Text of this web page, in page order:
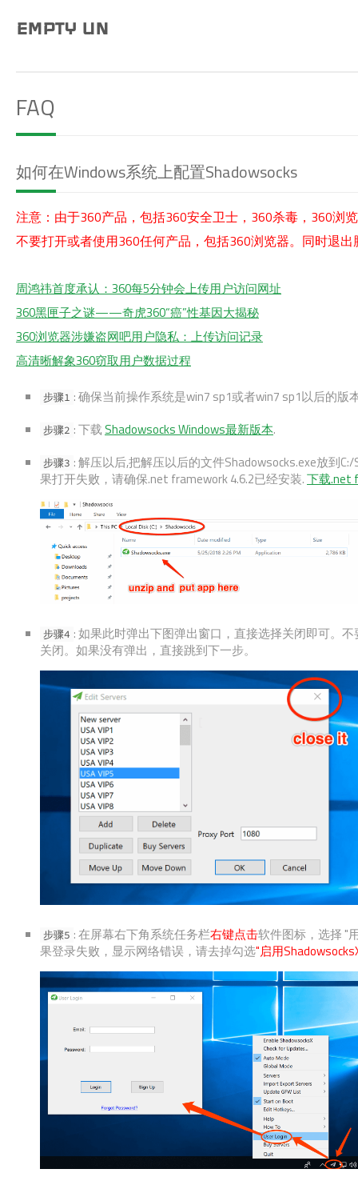
EMPTY UN
FAQ
如何在Windows系统上配置Shadowsocks
注意：由于360产品，包括360安全卫士，360杀毒，360浏
不要打开或者使用360任何产品，包括360浏览器。同时退
周鸿祎首度承认：360每5分钟会上传用户访问网址
360黑匣子之谜——奇虎360“癌”性基因大揭秘
360浏览器涉嫌盗网吧用户隐私：上传访问记录
高清晰解象360窃取用户数据过程
步骤1 : 确保当前操作系统是win7 sp1或者win7 sp1以后的版
步骤2 : 下载Shadowsocks Windows最新版本.
步骤3 : 解压以后,把解压以后的文件Shadowsocks.exe放到
果打开失败，请确保.net framework 4.6.2已经安装.下载.net
步骤4 : 如果此时弹出下图弹出窗口，直接选择关闭即可。
关闭。如果没有弹出，直接跳到下一步。
步骤5 : 在屏幕右下角系统任务栏右键点击软件图标，选择 "
果登录失败，显示网络错误，请去掉勾选"启用